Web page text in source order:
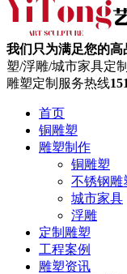
我们只为满足您的
塑/浮雕/城市家具定
雕塑定制服务热线
首页
铜雕塑
雕塑制作
铜雕塑
不锈钢雕
城市家具
浮雕
定制雕塑
工程案例
雕塑资讯